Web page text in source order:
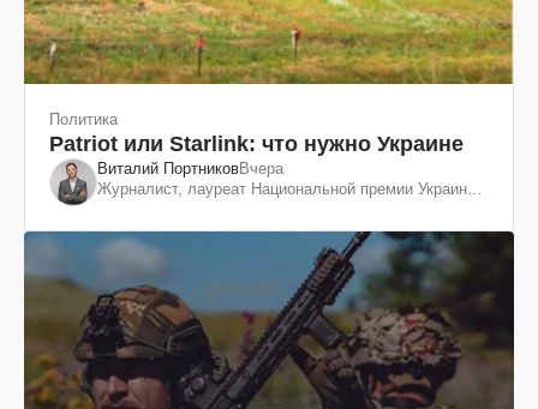
Политика
Patriot или Starlink: что нужно Украине
Виталий ПортниковВчера
Журналист, лауреат Национальной премии Украины